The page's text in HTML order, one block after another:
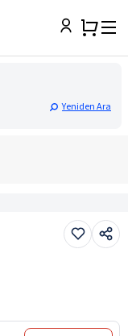
Yeniden Ara